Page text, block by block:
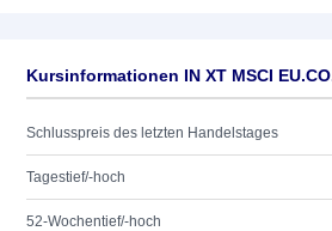
Kursinformationen IN XT MSCI
Schlusspreis des letzten Handelstages
Tagestief/-hoch
52-Wochentief/-hoch